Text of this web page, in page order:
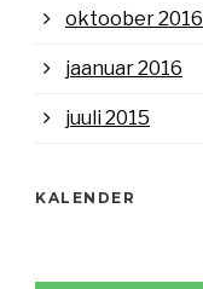
oktoober 2016
jaanuar 2016
juuli 2015
KALENDER